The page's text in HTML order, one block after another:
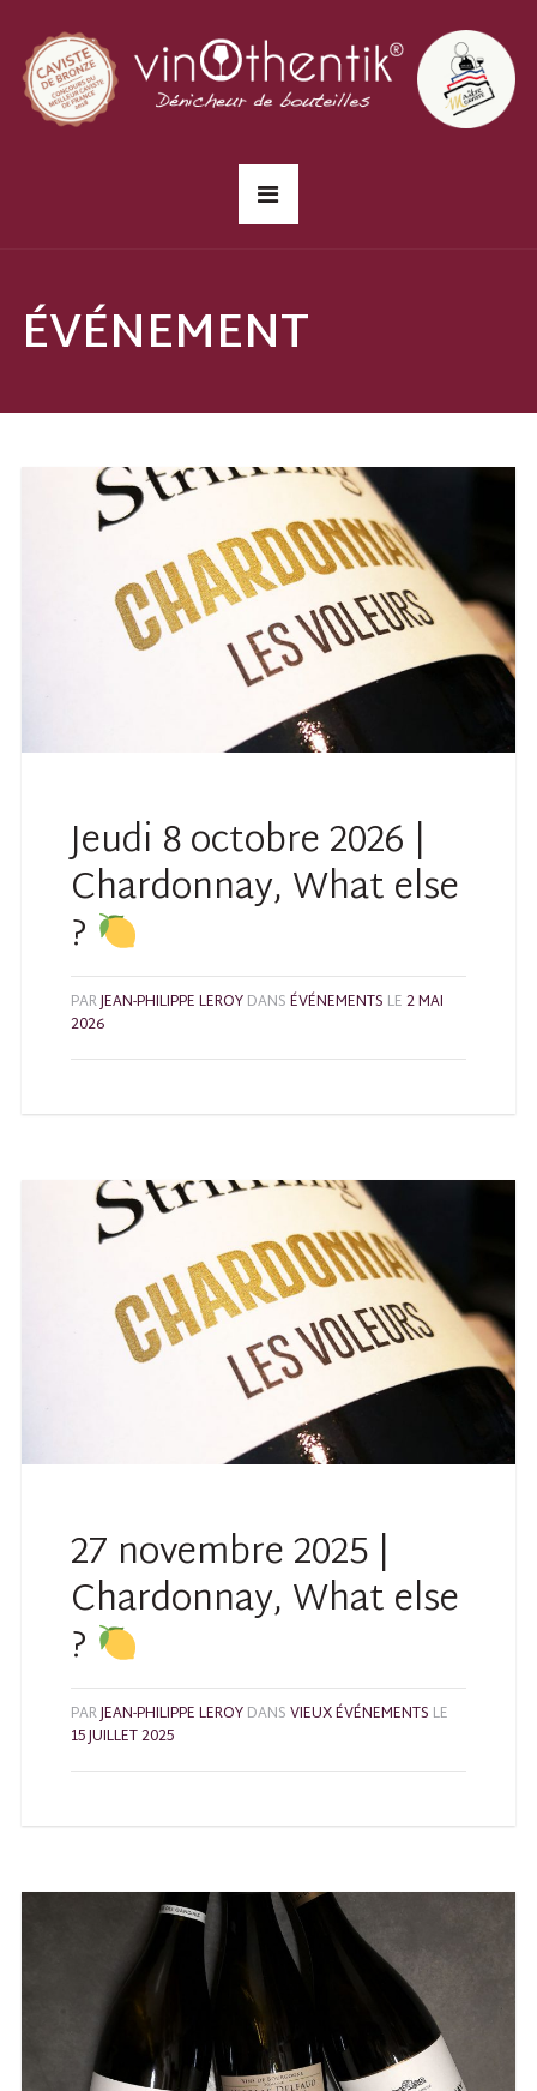
ÉVÉNEMENT
Jeudi 8 octobre 2026 |
Chardonnay, What else
?
PARJEAN-PHILIPPE LEROYDANSÉVÉNEMENTS LE2 MAI
2026
27 novembre 2025 |
Chardonnay, What else
?
PARJEAN-PHILIPPE LEROYDANSVIEUX ÉVÉNEMENTS LE
15 JUILLET 2025